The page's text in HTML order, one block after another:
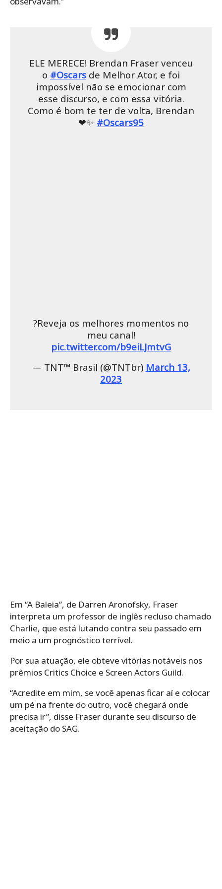
ELE MERECE! Brendan Fraser venceu
o #Oscars de Melhor Ator, e foi
impossível não se emocionar com
esse discurso, e com essa vitória.
Como é bom te ter de volta, Brendan
❤✨ #Oscars95
?Reveja os melhores momentos no
meu canal!
pic.twitter.com/b9eiLJmtvG
— TNT™ Brasil (@TNTbr) March 13,
2023
Em “A Baleia”, de Darren Aronofsky, Fraser
interpreta um professor de inglês recluso chamado
Charlie, que está lutando contra seu passado em
meio a um prognóstico terrível.
Por sua atuação, ele obteve vitórias notáveis ​​nos
prêmios Critics Choice e Screen Actors Guild.
“Acredite em mim, se você apenas ficar aí e colocar
um pé na frente do outro, você chegará onde
precisa ir”, disse Fraser durante seu discurso de
aceitação do SAG.